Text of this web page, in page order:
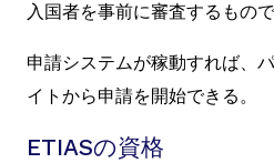
入国者を事前に審査するもので
申請システムが稼動すれば、
イトから申請を開始できる。
ETIASの資格